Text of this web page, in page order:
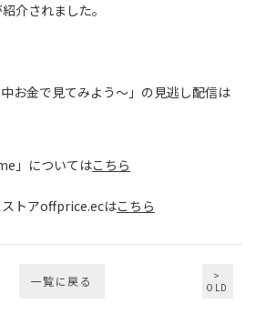
介されました。
中お金で見てみよう～」の見逃し配信は
」についてはこちら
トアoffprice.ecはこちら
一覧に戻る
>
OLD